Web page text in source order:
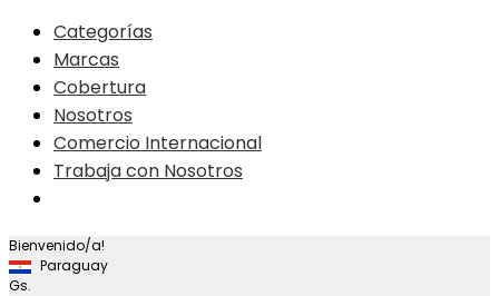
Categorías
Marcas
Cobertura
Nosotros
Comercio Internacional
Trabaja con Nosotros
Bienvenido/a!
Paraguay
Gs.